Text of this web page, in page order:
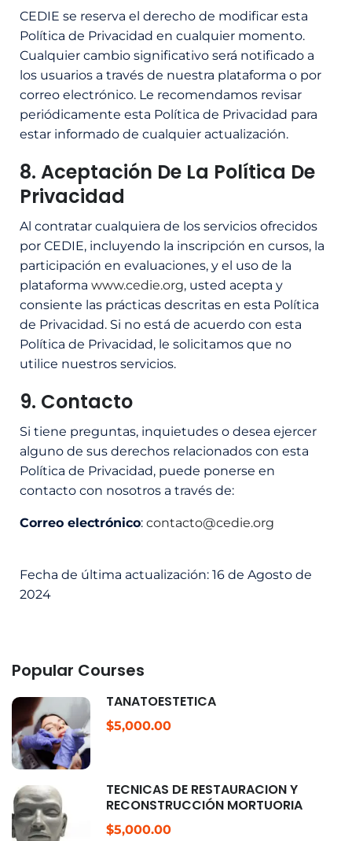
CEDIE se reserva el derecho de modificar esta
Política de Privacidad en cualquier momento.
Cualquier cambio significativo será notificado a
los usuarios a través de nuestra plataforma o por
correo electrónico. Le recomendamos revisar
periódicamente esta Política de Privacidad para
estar informado de cualquier actualización.
8. Aceptación De La Política De
Privacidad
Al contratar cualquiera de los servicios ofrecidos
por CEDIE, incluyendo la inscripción en cursos, la
participación en evaluaciones, y el uso de la
plataforma www.cedie.org, usted acepta y
consiente las prácticas descritas en esta Política
de Privacidad. Si no está de acuerdo con esta
Política de Privacidad, le solicitamos que no
utilice nuestros servicios.
9. Contacto
Si tiene preguntas, inquietudes o desea ejercer
alguno de sus derechos relacionados con esta
Política de Privacidad, puede ponerse en
contacto con nosotros a través de:
Correo electrónico: contacto@cedie.org
Fecha de última actualización: 16 de Agosto de
2024
Popular Courses
TANATOESTÉTICA
$5,000.00
TÉCNICAS DE RESTAURACIÓN Y
RECONSTRUCCIÓN MORTUORIA
$5,000.00